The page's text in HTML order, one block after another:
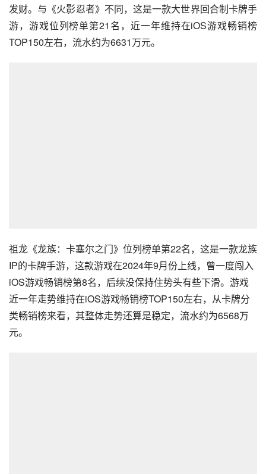
发财。与《火影忍者》不同，这是一款大世界回合制卡牌手
游，游戏位列榜单第21名，近一年维持在iOS游戏畅销榜
TOP150左右，流水约为6631万元。
祖龙《龙族：卡塞尔之门》位列榜单第22名，这是一款龙族
IP的卡牌手游，这款游戏在2024年9月份上线，曾一度闯入
iOS游戏畅销榜第8名，后续没保持住势头有些下滑。游戏
近一年走势维持在iOS游戏畅销榜TOP150左右，从卡牌分
类畅销榜来看，其整体走势还算是稳定，流水约为6568万
元。